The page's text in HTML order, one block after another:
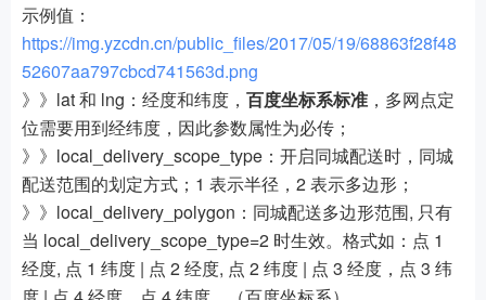
示例值：
https://img.yzcdn.cn/public_files/2017/05/19/68863f28f48
52607aa797cbcd741563d.png
》》lat 和 lng：经度和纬度， 百度坐标系标准 ，多网点定
位需要用到经纬度，因此参数属性为必传；
》》local_delivery_scope_type：开启同城配送时，同城
配送范围的划定方式；1 表示半径，2 表示多边形；
》》local_delivery_polygon：同城配送多边形范围, 只有
当 local_delivery_scope_type=2 时生效。格式如：点 1
经度, 点 1 纬度 | 点 2 经度, 点 2 纬度 | 点 3 经度，点 3 纬